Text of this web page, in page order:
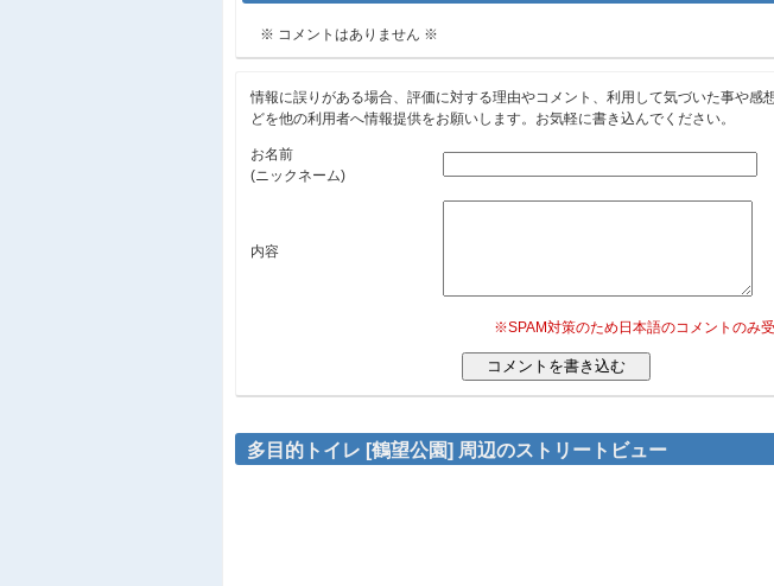
※ コメントはありません ※
情報に誤りがある場合、評価に対する理由やコメント、利用して気づいた事や感
どを他の利用者へ情報提供をお願いします。お気軽に書き込んでください。
お名前
(ニックネーム)
内容
※SPAM対策のため日本語のコメントのみ
多目的トイレ [鶴望公園] 周辺のストリートビュー